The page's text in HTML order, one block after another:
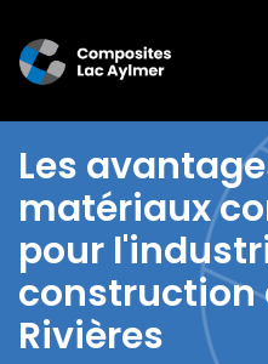
(Produits /
Les
matériaux
pour
construction
Rivières